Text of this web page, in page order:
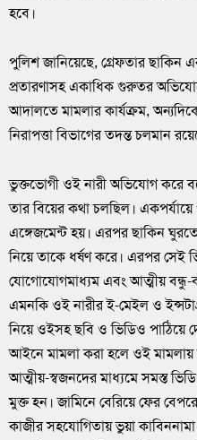
হবে।
পুলিশ জানিয়েছে, গ্রেফতার ছাকিন
প্রতারণাসহ একাধিক গুরুতর
আদালতে মামলার কার্যক্রম,
নিরাপত্তা বিভাগের তদন্ত চলমান
ভুক্তভোগী ওই নারী অভিযোগ করে
তার বিয়ের কথা চলছিল। একপর্যায়ে
এঙ্গেজমেন্ট হয়। এরপর ছাকিন
নিয়ে তাকে ধর্ষণ করে। এরপর সেই
যোগোযোগমাধ্যম এবং আত্মীয় বন্ধু-
এমনকি ওই নারীর ই-মেইল ও
নিয়ে ওইসহ ছবি ও ভিডিও পাঠিয়ে
আইনে মামলা করা হলে ওই মামলায়
আত্মীয়-স্বজনদের মাধ্যমে সমস্ত
মুক্ত হন। জামিনে বেরিয়ে ফের
কাজীর সহযোগিতায় ভুয়া কাবিননামা